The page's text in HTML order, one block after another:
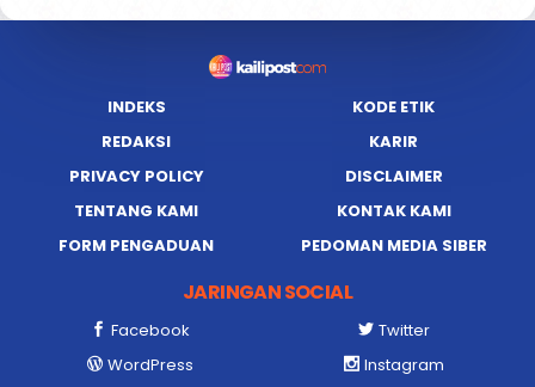
INDEKS
KODE ETIK
REDAKSI
KARIR
PRIVACY POLICY
DISCLAIMER
TENTANG KAMI
KONTAK KAMI
FORM PENGADUAN
PEDOMAN MEDIA SIBER
JARINGAN SOCIAL
Facebook
Twitter
WordPress
Instagram